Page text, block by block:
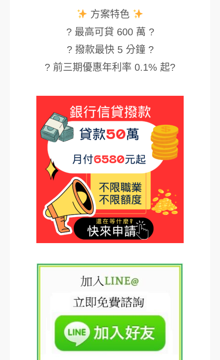
方案特色
? 最高可貸 600 萬 ?
? 撥款最快 5 分鐘 ?
? 前三期優惠年利率 0.1% 起?